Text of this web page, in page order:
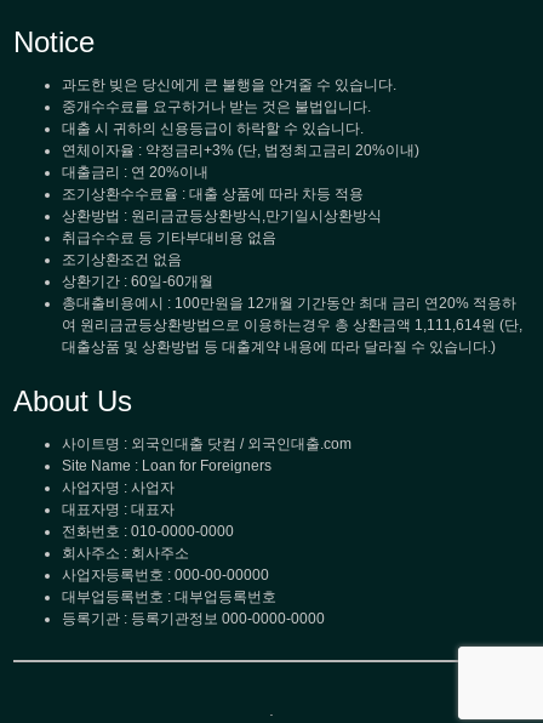
Notice
과도한 빚은 당신에게 큰 불행을 안겨줄 수 있습니다.
중개수수료를 요구하거나 받는 것은 불법입니다.
대출 시 귀하의 신용등급이 하락할 수 있습니다.
연체이자율 : 약정금리+3% (단, 법정최고금리 20%이내)
대출금리 : 연 20%이내
조기상환수수료율 : 대출 상품에 따라 차등 적용
상환방법 : 원리금균등상환방식,만기일시상환방식
취급수수료 등 기타부대비용 없음
조기상환조건 없음
상환기간 : 60일-60개월
총대출비용예시 : 100만원을 12개월 기간동안 최대 금리 연20% 적용하
여 원리금균등상환방법으로 이용하는경우 총 상환금액 1,111,614원 (단,
대출상품 및 상환방법 등 대출계약 내용에 따라 달라질 수 있습니다.)
About Us
사이트명 : 외국인대출 닷컴 / 외국인대출.com
Site Name : Loan for Foreigners
사업자명 : 사업자
대표자명 : 대표자
전화번호 : 010-0000-0000
회사주소 : 회사주소
사업자등록번호 : 000-00-00000
대부업등록번호 : 대부업등록번호
등록기관 : 등록기관정보 000-0000-0000